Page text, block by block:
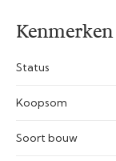
Kenmerken
Status
Koopsom
Soort bouw